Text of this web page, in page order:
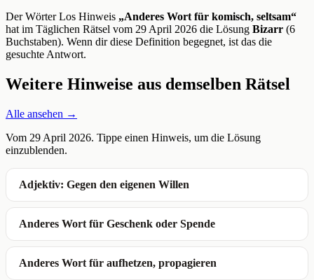
Der Wörter Los Hinweis „Anderes Wort für komisch, seltsam“
hat im Täglichen Rätsel vom 29 April 2026 die Lösung Bizarr (6
Buchstaben). Wenn dir diese Definition begegnet, ist das die
gesuchte Antwort.
Weitere Hinweise aus demselben Rätsel
Alle ansehen →
Vom 29 April 2026. Tippe einen Hinweis, um die Lösung
einzublenden.
Adjektiv: Gegen den eigenen Willen
Anderes Wort für Geschenk oder Spende
Anderes Wort für aufhetzen, propagieren